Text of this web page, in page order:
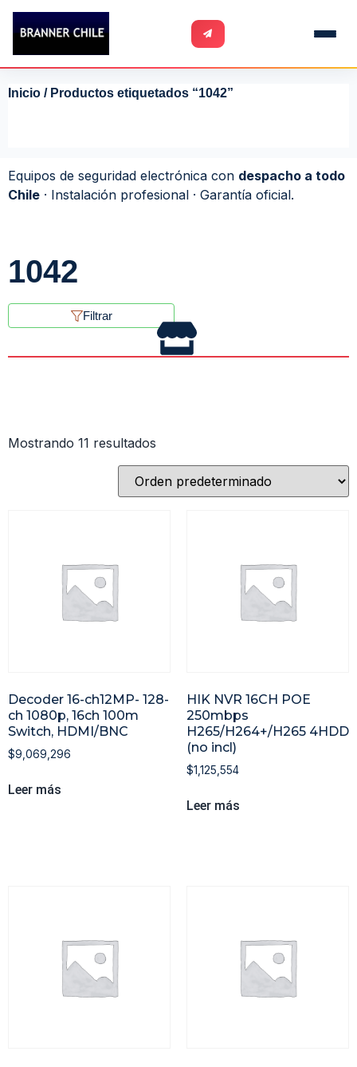
Inicio / Productos etiquetados “1042”
Equipos de seguridad electrónica con despacho a todo
Chile · Instalación profesional · Garantía oficial.
1042
Filtrar
Mostrando 11 resultados
Decoder 16-ch12MP- 128-
ch 1080p, 16ch 100m
Switch, HDMI/BNC
$9,069,296
Leer más
HIK NVR 16CH POE
250mbps
H265/H264+/H265 4HDD
(no incl)
$1,125,554
Leer más